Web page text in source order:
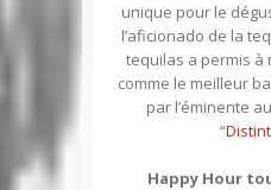
unique pour le
l’aficionado de la
tequilas a permis à
comme le meilleur
par l’éminente
“
Happy Hour